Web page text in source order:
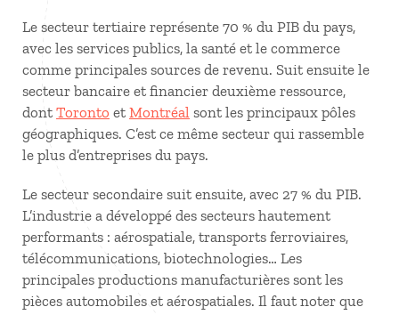
Le secteur tertiaire représente 70 % du PIB du pays,
avec les services publics, la santé et le commerce
comme principales sources de revenu. Suit ensuite le
secteur bancaire et financier deuxième ressource,
dont Toronto et Montréal sont les principaux pôles
géographiques. C’est ce même secteur qui rassemble
le plus d’entreprises du pays.
Le secteur secondaire suit ensuite, avec 27 % du PIB.
L’industrie a développé des secteurs hautement
performants : aérospatiale, transports ferroviaires,
télécommunications, biotechnologies… Les
principales productions manufacturières sont les
pièces automobiles et aérospatiales. Il faut noter que